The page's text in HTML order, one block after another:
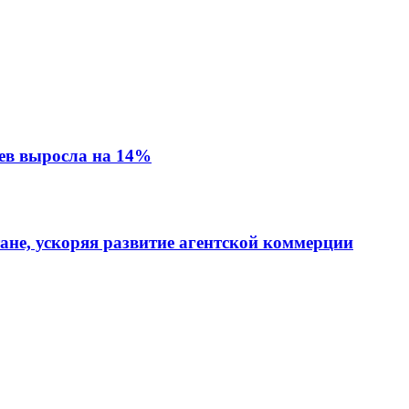
выросла на 14%
ускоряя развитие агентской коммерции